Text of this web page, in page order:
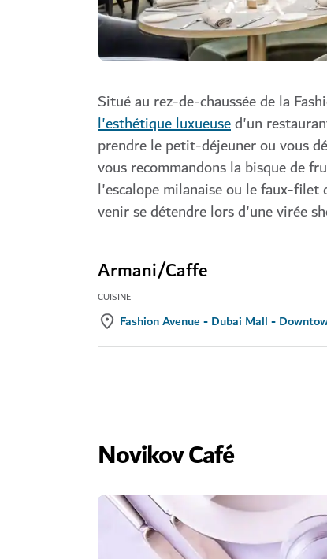
Situé au rez-de-chaussée de la
l'esthétique luxueused'un
prendre le petit-déjeuner ou vous
vous recommandons la bisque de
l'escalope milanaise ou le faux-
venir se détendre lors d'une virée
Armani/Caffe
CUISINE
Fashion Avenue - Dubai Mall -
Novikov Café